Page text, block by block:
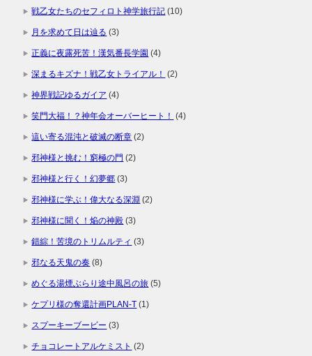
戦乙女たちのセフィロト神学旅行記 (10)
月を求めて日は辿る (3)
正義に夜露死苦！漢気番長学園 (4)
深まるキズナ！戦乙女トライアル！ (2)
神界戦記ゆるガイア (4)
笑門大福！？神年会オーバーヒート！ (4)
這い寄る混沌と破滅の断章 (2)
邪神様と挑む！窮極の門 (2)
邪神様と行く！幻夢郷 (3)
邪神様に学ぶ！偉大なる深淵 (2)
邪神様に聞く！焔の神殿 (3)
錯綜！苦境のトリムルティ (3)
邪なる天鬼の奏 (8)
めぐる湯煙ぶらり途中風呂の旅 (5)
ケプリ様の奪還計画PLAN-T (1)
スプーキーブービー (3)
チョコレートアルケミスト (2)